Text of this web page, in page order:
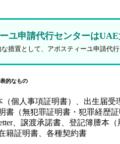
ユ申請代行センターはUAE
置として、アポスティーユ申請代
的なもの
個人事項証明書）、出生届
（無犯罪証明書・犯罪経歴
、譲渡承諾書、登記簿謄
籍証明書、各種契約書